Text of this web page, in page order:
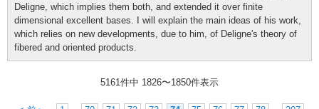
Deligne, which implies them both, and extended it over finite
dimensional excellent bases. I will explain the main ideas of his work,
which relies on new developments, due to him, of Deligne's theory of
fibered and oriented products.
5161件中 1826〜1850件表示